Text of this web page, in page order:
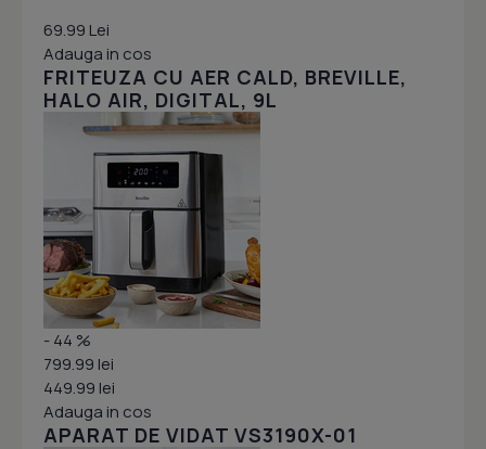
69.99 Lei
Adauga in cos
FRITEUZA CU AER CALD, BREVILLE,
HALO AIR, DIGITAL, 9L
- 44 %
799.99 lei
449.99 lei
Adauga in cos
APARAT DE VIDAT VS3190X-01